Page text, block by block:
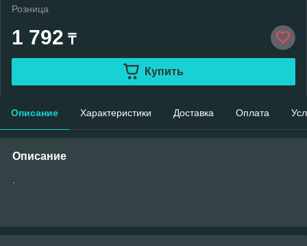
Розница
1 792 ₸
Купить
Описание Характеристики Доставка Оплата
Описание